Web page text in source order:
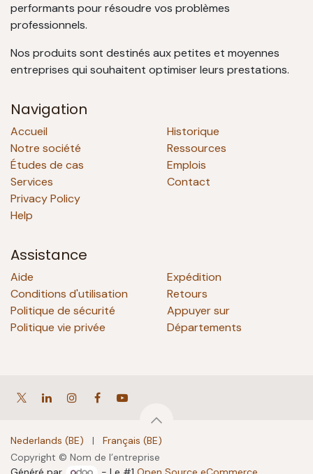
performants pour résoudre vos problèmes
professionnels.
Nos produits sont destinés aux petites et moyennes
entreprises qui souhaitent optimiser leurs prestations.
Navigation
Accueil
Notre société
Études de cas
Services
Privacy Policy
Help
Historique
Ressources
Emplois
Contact
Assistance
Aide
Conditions d'utilisation
Politique de sécurité
Politique vie privée
Expédition
Retours
Appuyer sur
Départements
Copyright © Nom de l’entreprise
Nederlands (BE) | Français (BE)